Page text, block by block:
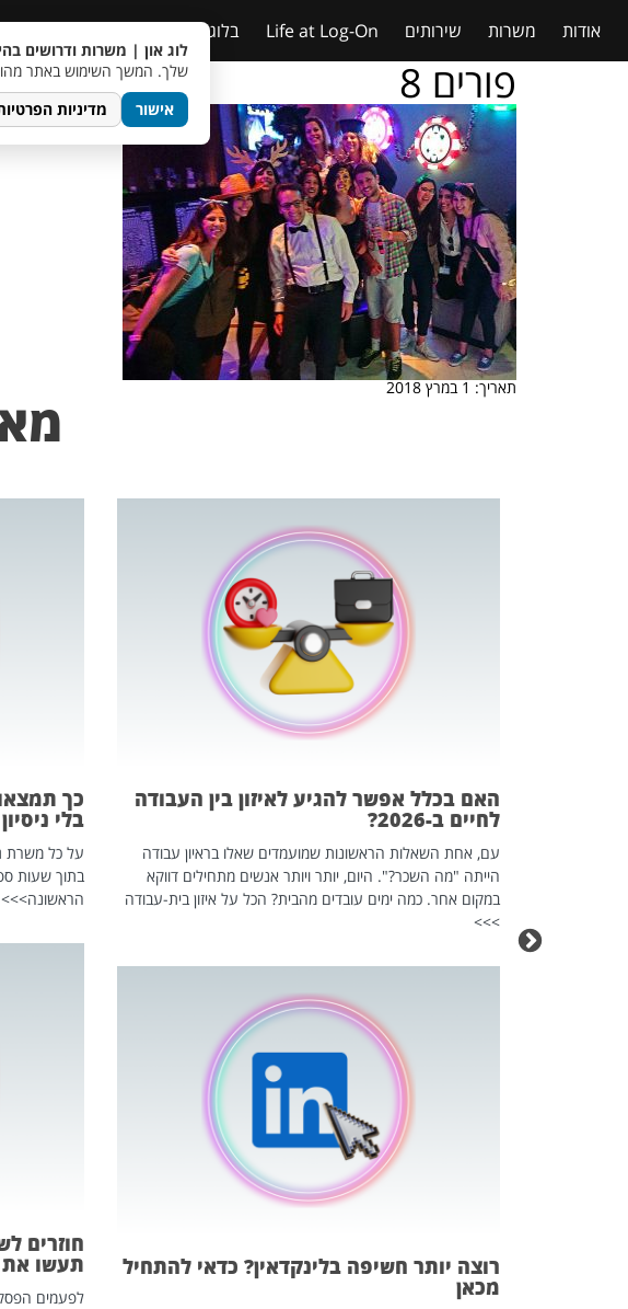
אודות משרות שירותים Life at Log-On בלוג
פורים 8
תאריך: 1 במרץ 2018
האם בכלל אפשר להגיע לאיזון בין העבודה
לחיים ב-2026?
עם, אחת השאלות הראשונות שמועמדים שאלו בראיון עבודה
הייתה "מה השכר?". היום, יותר ויותר אנשים מתחילים דווקא
במקום אחר. כמה ימים עובדים מהבית? הכל על איזון בית-עבודה
>>>
רוצה יותר חשיפה בלינקדאין? כדאי להתחיל
מכאן
כך
בלי ניסיון
על כל משרת
בתוך שעות
הראשונה>>>
חוזרים
תעשו את
לפעמים
לוג און | משרות ודרושים
שלך. המשך השימוש באתר
אישור
מדיניות